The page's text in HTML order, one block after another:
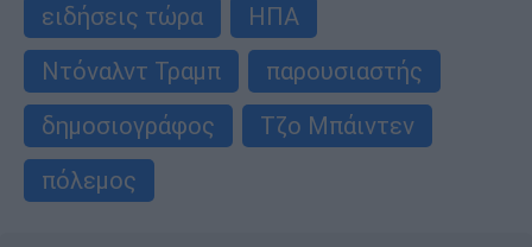
ειδήσεις τώρα
ΗΠΑ
Ντόναλντ Τραμπ
παρουσιαστής
δημοσιογράφος
Τζο Μπάιντεν
πόλεμος